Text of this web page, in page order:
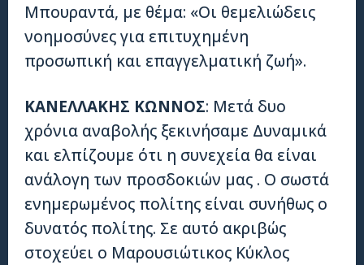
Μπουραντά, με θέμα: «Οι θεμελιώδεις
νοημοσύνες για επιτυχημένη
προσωπική και επαγγελματική ζωή».
ΚΑΝΕΛΛΑΚΗΣ ΚΩΝΝΟΣ: Μετά δυο
χρόνια αναβολής ξεκινήσαμε Δυναμικά
και ελπίζουμε ότι η συνεχεία θα είναι
ανάλογη των προσδοκιών μας . Ο σωστά
ενημερωμένος πολίτης είναι συνήθως ο
δυνατός πολίτης. Σε αυτό ακριβώς
στοχεύει ο Μαρουσιώτικος Κύκλος